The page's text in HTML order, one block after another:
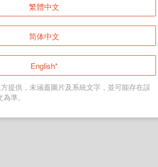
登入
返回首頁
繁體中文
简体中文
English*
提供，未涵蓋圖片及系統文字，並可能存在誤
準。